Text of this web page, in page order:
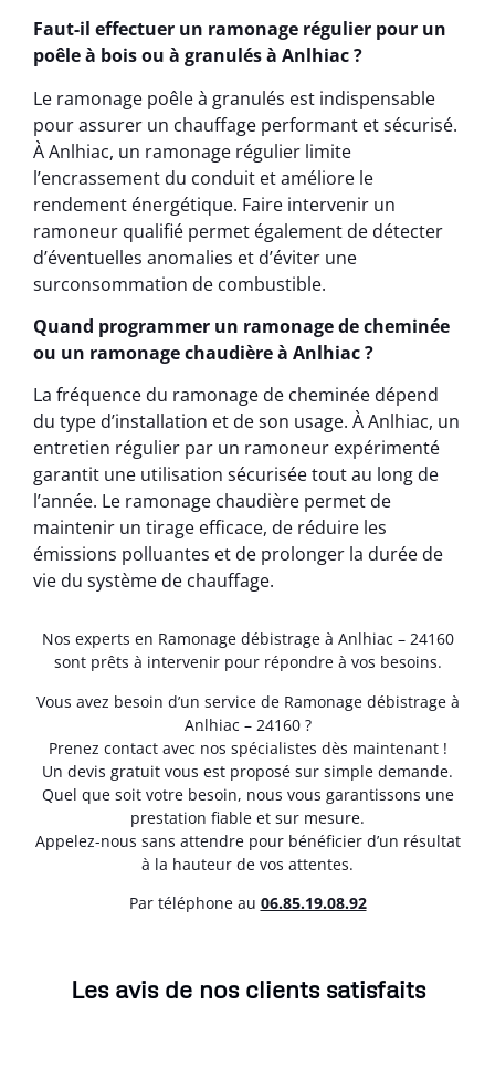
Faut-il effectuer un ramonage régulier pour un
poêle à bois ou à granulés à Anlhiac ?
Le ramonage poêle à granulés est indispensable
pour assurer un chauffage performant et sécurisé.
À Anlhiac, un ramonage régulier limite
l’encrassement du conduit et améliore le
rendement énergétique. Faire intervenir un
ramoneur qualifié permet également de détecter
d’éventuelles anomalies et d’éviter une
surconsommation de combustible.
Quand programmer un ramonage de cheminée
ou un ramonage chaudière à Anlhiac ?
La fréquence du ramonage de cheminée dépend
du type d’installation et de son usage. À Anlhiac, un
entretien régulier par un ramoneur expérimenté
garantit une utilisation sécurisée tout au long de
l’année. Le ramonage chaudière permet de
maintenir un tirage efficace, de réduire les
émissions polluantes et de prolonger la durée de
vie du système de chauffage.
Nos experts en Ramonage débistrage à Anlhiac – 24160
sont prêts à intervenir pour répondre à vos besoins.
Vous avez besoin d’un service de Ramonage débistrage à
Anlhiac – 24160 ?
Prenez contact avec nos spécialistes dès maintenant !
Un devis gratuit vous est proposé sur simple demande.
Quel que soit votre besoin, nous vous garantissons une
prestation fiable et sur mesure.
Appelez-nous sans attendre pour bénéficier d’un résultat
à la hauteur de vos attentes.
Par téléphone au 06.85.19.08.92
Les avis de nos clients satisfaits